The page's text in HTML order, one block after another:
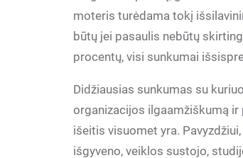
moteris turėdama tokį
būtų jei pasaulis nebūtų
procentų, visi sunkumai
Didžiausias sunkumas su
organizacijos ilgaamžiškumą ir
išeitis visuomet yra.
išgyveno, veiklos sustojo,